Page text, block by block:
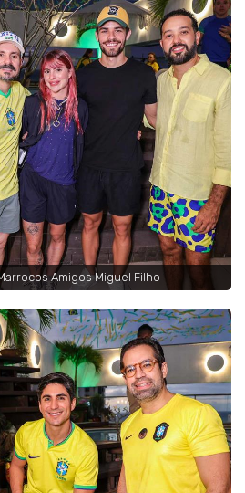
Amigos Miguel Filho